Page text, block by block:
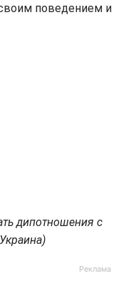
поведением и
дипотношения с